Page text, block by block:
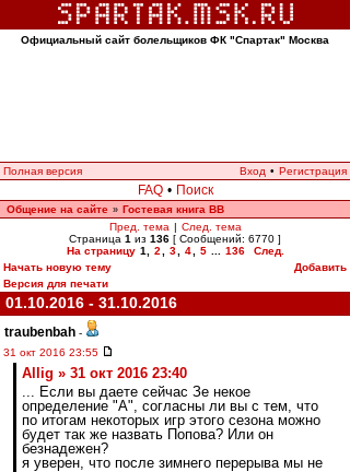
Официальный сайт болельщиков ФК "Спартак" Москва
Полная версия Вход • Регистрация
FAQ • Поиск
Общение на сайте » Гостевая книга ВВ
Пред. тема | След. тема
Страница 1 из 136 [ Сообщений: 6770 ]
На страницу 1 2 3 4 5 136
След.
Начать новую тему
Добавить
Версия для печати
01.10.2016 - 31.10.2016
traubenbah -
31 окт 2016 23:55
Allig » 31 окт 2016 23:40
... Если вы даете сейчас Зе некое
определение "А", согласны ли вы с тем, что
по итогам некоторых игр этого сезона можно
будет так же назвать Попова? Или он
безнадежен?
я уверен, что после зимнего перерыва мы не